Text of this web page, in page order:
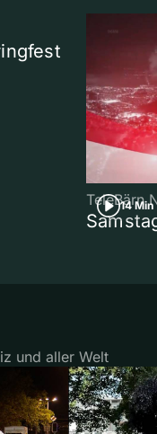
14 Min
TeleBärn
und aller Welt